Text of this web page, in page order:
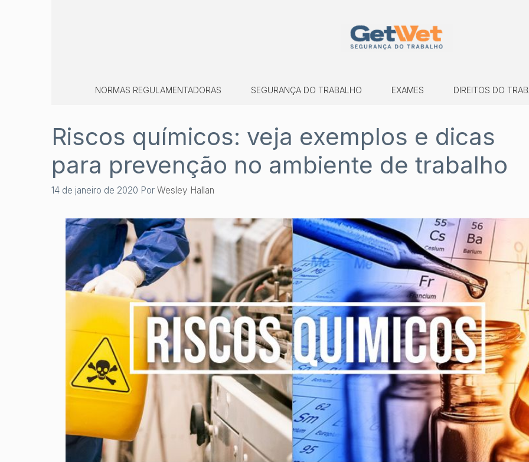
NORMAS REGULAMENTADORAS SEGURANÇA DO TRABALHO EXAMES DIREITOS DO
Riscos químicos: veja exemplos e dicas
para prevenção no ambiente de trabalho
14 de janeiro de 2020 Por Wesley Hallan